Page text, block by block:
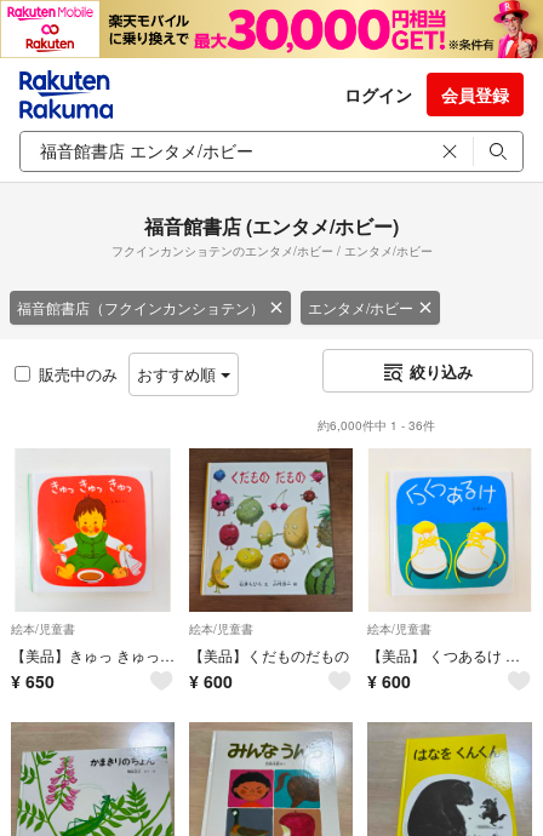
ログイン 会員登録
福音館書店 (エンタメ/ホビー)
フクインカンショテンのエンタメ/ホビー / エンタメ/ホビー
福音館書店（フクインカンショテン） エンタメ/ホビー
販売中のみ おすすめ順 絞り込み
約6,000件中 1 - 36件
絵本/児童書
【美品】きゅっ きゅっ きゅっ 林明子 絵本
¥ 650
絵本/児童書
【美品】くだものだもの
¥ 600
絵本/児童書
【美品】 くつあるけ 林明子 絵本 初めての歩行の頃に読む本
¥ 600